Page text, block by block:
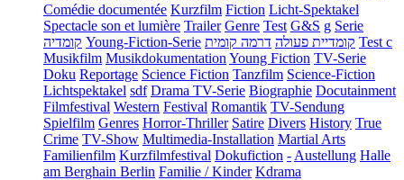
Comédie documentée Kurzfilm Fiction Licht-Spektakel
Spectacle son et lumière Trailer Genre Test G&S g Serie
קומדיה Young-Fiction-Serie קומדיית פעולה דרמה קומית
Test c
Musikfilm Musikdokumentation Young Fiction TV-Serie
Doku Reportage Science Fiction Tanzfilm Science-Fiction
Lichtspektakel sdf Drama TV-Serie Biographie Docutainment
Filmfestival Western Festival Romantik TV-Sendung
Spielfilm Genres Horror-Thriller Satire Divers History True
Crime TV-Show Multimedia-Installation Martial Arts
Familienfilm Kurzfilmfestival Dokufiction - Austellung Halle
am Berghain Berlin Familie / Kinder Kdrama